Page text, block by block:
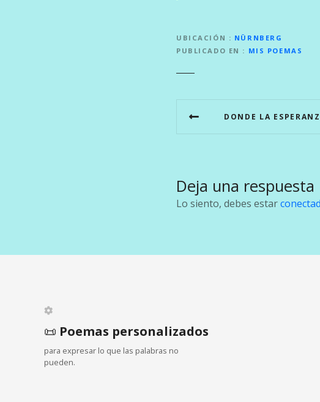
UBICACIÓN
NÜRNBERG
PUBLICADO EN
MIS POEMAS
N
e
g
c
n
d
DONDE LA
Deja una respuesta
Lo siento, debes estar
📜 Poemas personalizados
para expresar lo que las palabras no
pueden.